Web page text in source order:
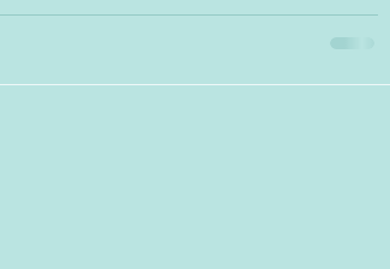
der GSIÖ im DACH-Raum